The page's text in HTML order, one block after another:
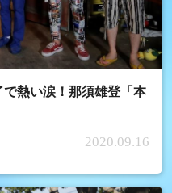
熱い涙！那須雄登「本
2020.09.16